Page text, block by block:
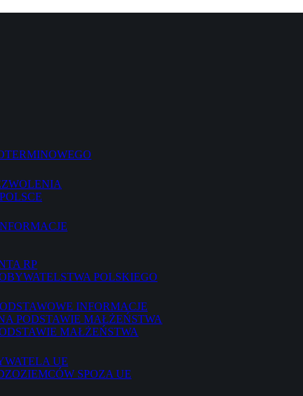
RP
POLSKIEGO
INFORMACJE
PODSTAWIE MAŁŻEŃSTWA
MAŁŻEŃSTWA
UE
SPOZA UE